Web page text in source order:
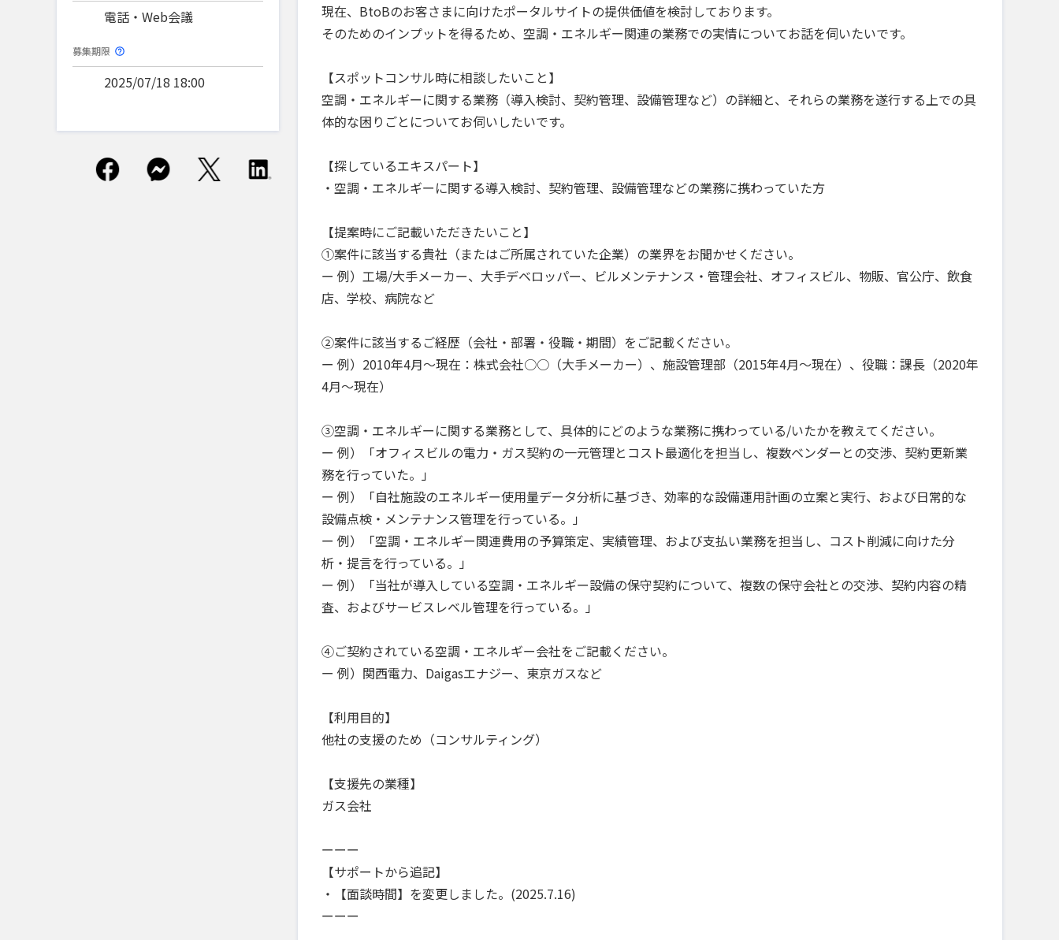
電話・Web会議
募集期限
2025/07/18 18:00
現在、BtoBのお客さまに向けたポータルサイトの提供価値を検討しております。
そのためのインプットを得るため、空調・エネルギー関連の業務での実情についてお話を伺いたいです。
【スポットコンサル時に相談したいこと】
空調・エネルギーに関する業務（導入検討、契約管理、設備管理など）の詳細と、それらの業務を遂行する上での具
体的な困りごとについてお伺いしたいです。
【探しているエキスパート】
・空調・エネルギーに関する導入検討、契約管理、設備管理などの業務に携わっていた方
【提案時にご記載いただきたいこと】
①案件に該当する貴社（またはご所属されていた企業）の業界をお聞かせください。
ー 例）工場/大手メーカー、大手デベロッパー、ビルメンテナンス・管理会社、オフィスビル、物販、官公庁、飲食
店、学校、病院など
②案件に該当するご経歴（会社・部署・役職・期間）をご記載ください。
ー 例）2010年4月～現在：株式会社○○（大手メーカー）、施設管理部（2015年4月～現在）、役職：課長（2020年
4月～現在）
③空調・エネルギーに関する業務として、具体的にどのような業務に携わっている/いたかを教えてください。
ー 例）「オフィスビルの電力・ガス契約の一元管理とコスト最適化を担当し、複数ベンダーとの交渉、契約更新業
務を行っていた。」
ー 例）「自社施設のエネルギー使用量データ分析に基づき、効率的な設備運用計画の立案と実行、および日常的な
設備点検・メンテナンス管理を行っている。」
ー 例）「空調・エネルギー関連費用の予算策定、実績管理、および支払い業務を担当し、コスト削減に向けた分
析・提言を行っている。」
ー 例）「当社が導入している空調・エネルギー設備の保守契約について、複数の保守会社との交渉、契約内容の精
査、およびサービスレベル管理を行っている。」
④ご契約されている空調・エネルギー会社をご記載ください。
ー 例）関西電力、Daigasエナジー、東京ガスなど
【利用目的】
他社の支援のため（コンサルティング）
【支援先の業種】
ガス会社
ーーー
【サポートから追記】
・【面談時間】を変更しました。(2025.7.16)
ーーー